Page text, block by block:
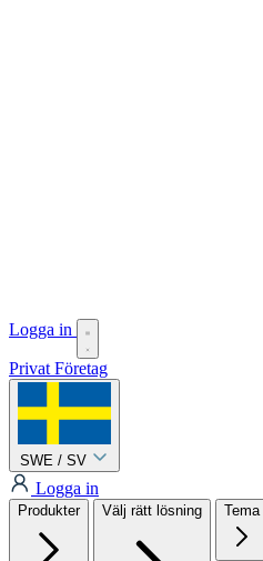
Logga in
Privat Företag
SWE / SV
Logga in
Produkter Välj rätt lösning Tema